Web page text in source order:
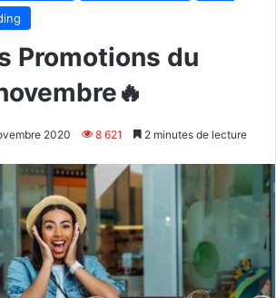
Promotions du
2020 8 621 2 minutes de lecture